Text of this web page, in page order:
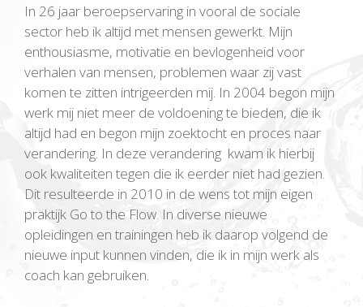
In 26 jaar beroepservaring in vooral de sociale
sector heb ik altijd met mensen gewerkt. Mijn
enthousiasme, motivatie en bevlogenheid voor
verhalen van mensen, problemen waar zij vast
komen te zitten intrigeerden mij. In 2004 begon mijn
werk mij niet meer de voldoening te bieden, die ik
altijd had en begon mijn zoektocht en proces naar
verandering. In deze verandering kwam ik hierbij
ook kwaliteiten tegen die ik eerder niet had gezien.
Dit resulteerde in 2010 in de wens tot mijn eigen
praktijk Go to the Flow. In diverse nieuwe
opleidingen en trainingen heb ik daarop volgend de
nieuwe input kunnen vinden, die ik in mijn werk als
coach kan gebruiken.